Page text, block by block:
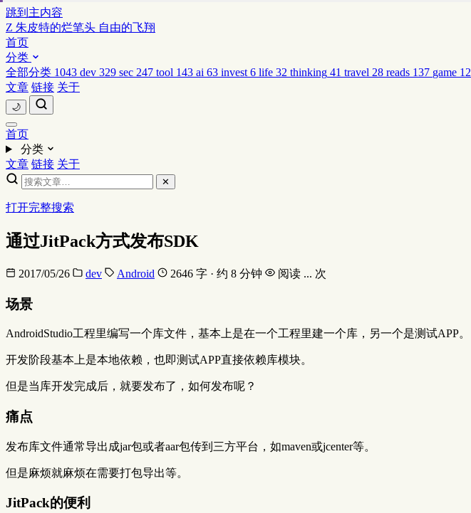
跳到主内容
Z 朱皮特的烂笔头 自由的飞翔
首页
分类
全部分类 1043 dev 329 sec 247 tool 143 ai 63 invest 6 life 32 thinking 41 travel 28 reads 137 game 12
文章 链接 关于
🌙
首页
分类
文章 链接 关于
✕
打开完整搜索
通过JitPack方式发布SDK
2017/05/26 dev Android 2646 字 · 约 8 分钟 阅读 ... 次
场景
AndroidStudio工程里编写一个库文件，基本上是在一个工程里建一个库，另一个是测试APP。
开发阶段基本上是本地依赖，也即测试APP直接依赖库模块。
但是当库开发完成后，就要发布了，如何发布呢？
痛点
发布库文件通常导出成jar包或者aar包传到三方平台，如maven或jcenter等。
但是麻烦就麻烦在需要打包导出等。
JitPack的便利